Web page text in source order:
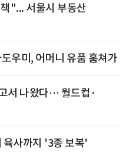
"... 서울시 부동산
우미, 어머니 유품 훔쳐가
서 나왔다… 월드컵·
육사까지 '3종 보복'